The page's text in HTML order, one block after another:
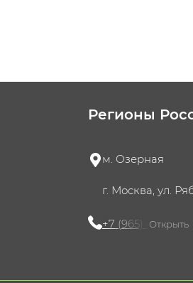
Регионы
м. Озерная
г. Москва, ул.
+7 (965) 420-10-10
Открыть